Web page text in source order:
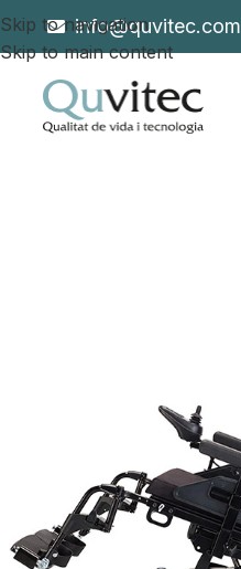
Skip to navigation
Skip to main content
info@quvitec.com